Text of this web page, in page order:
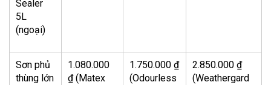
Sealer
5L
(ngoại)
Sơn phủ
thùng lớn
1.080.000
₫ (Matex
1.750.000 ₫
(Odourless
2.850.000 ₫
(Weathergard